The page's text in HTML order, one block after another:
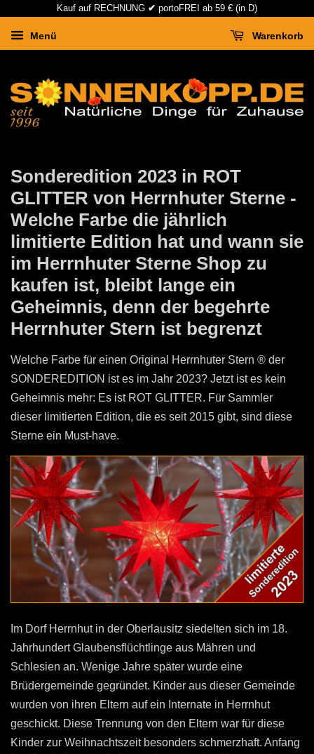
Kauf auf RECHNUNG ✔ portoFREI ab 59 € (in D)
Menü Warenkorb
Sonderedition 2023 in ROT
GLITTER von Herrnhuter Sterne -
Welche Farbe die jährlich
limitierte Edition hat und wann sie
im Herrnhuter Sterne Shop zu
kaufen ist, bleibt lange ein
Geheimnis, denn der begehrte
Herrnhuter Stern ist begrenzt
Welche Farbe für einen Original Herrnhuter Stern ® der
SONDEREDITION ist es im Jahr 2023? Jetzt ist es kein
Geheimnis mehr: Es ist ROT GLITTER. Für Sammler
dieser limitierten Edition, die es seit 2015 gibt, sind diese
Sterne ein Must-have.
Im Dorf Herrnhut in der Oberlausitz siedelten sich im 18.
Jahrhundert Glaubensflüchtlinge aus Mähren und
Schlesien an. Wenige Jahre später wurde eine
Brüdergemeinde gegründet. Kinder aus dieser Gemeinde
wurden von ihren Eltern auf ein Internate in Herrnhut
geschickt. Diese Trennung von den Eltern war für diese
Kinder zur Weihnachtszeit besonders schmerzhaft. Anfang